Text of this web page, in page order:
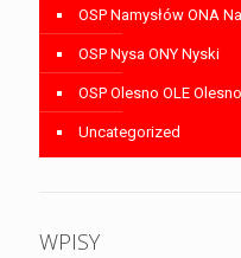
OSP Namysłów ONA
OSP Nysa ONY Nyski
OSP Olesno OLE Olesno
Uncategorized
WPISY